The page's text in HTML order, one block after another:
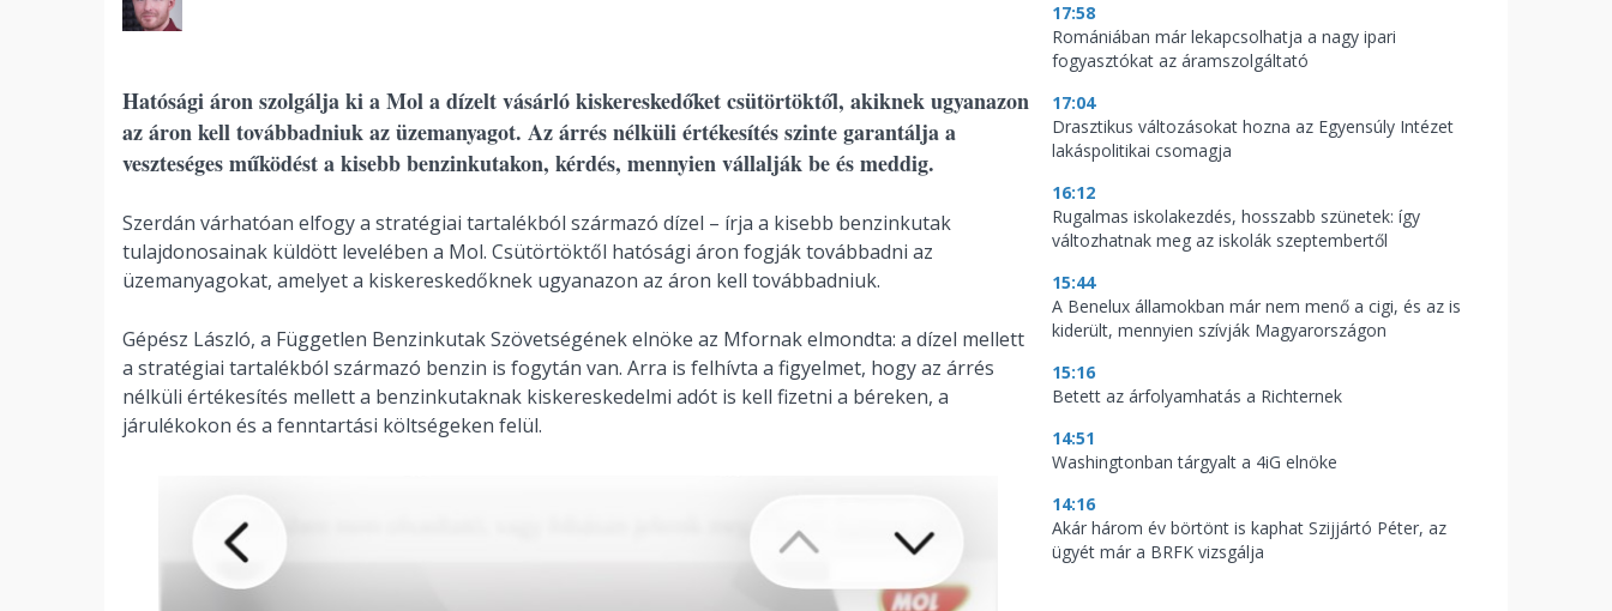
Hatósági áron szolgálja ki a Mol a dízelt vásárló kiskereskedőket csütörtöktől, akiknek ugyanazon
az áron kell továbbadniuk az üzemanyagot. Az árrés nélküli értékesítés szinte garantálja a
veszteséges működést a kisebb benzinkutakon, kérdés, mennyien vállalják be és meddig.
Szerdán várhatóan elfogy a stratégiai tartalékból származó dízel – írja a kisebb benzinkutak
tulajdonosainak küldött levelében a Mol. Csütörtöktől hatósági áron fogják továbbadni az
üzemanyagokat, amelyet a kiskereskedőknek ugyanazon az áron kell továbbadniuk.
Gépész László, a Független Benzinkutak Szövetségének elnöke az Mfornak elmondta: a dízel mellett
a stratégiai tartalékból származó benzin is fogytán van. Arra is felhívta a figyelmet, hogy az árrés
nélküli értékesítés mellett a benzinkutaknak kiskereskedelmi adót is kell fizetni a béreken, a
járulékokon és a fenntartási költségeken felül.
17:58
Romániában már lekapcsolhatja a nagy ipari
fogyasztókat az áramszolgáltató
17:04
Drasztikus változásokat hozna az Egyensúly Intézet
lakáspolitikai csomagja
16:12
Rugalmas iskolakezdés, hosszabb szünetek: így
változhatnak meg az iskolák szeptembertől
15:44
A Benelux államokban már nem menő a cigi, és az is
kiderült, mennyien szívják Magyarországon
15:16
Betett az árfolyamhatás a Richternek
14:51
Washingtonban tárgyalt a 4iG elnöke
14:16
Akár három év börtönt is kaphat Szijjártó Péter, az
ügyét már a BRFK vizsgálja